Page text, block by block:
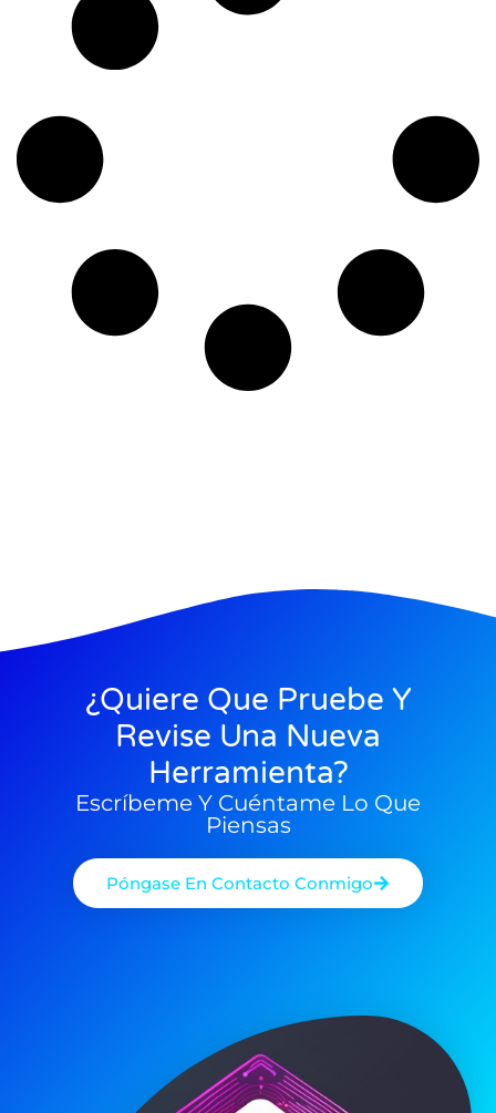
¿Quiere Que Pruebe Y
Revise Una Nueva
Herramienta?
Escríbeme Y Cuéntame Lo Que
Piensas
Póngase En Contacto Conmigo